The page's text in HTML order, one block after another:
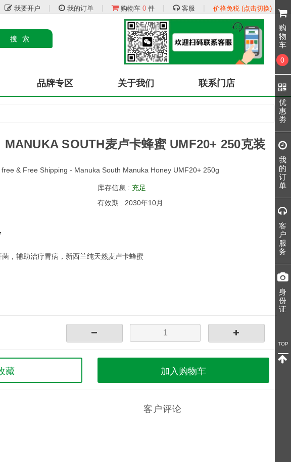
购
物
车
0
优
惠
劵
我
的
订
单
客
户
服
务
身
份
证
TOP
我要开户 | 我的订单 | 购物车 0件 | 客服 | 价格免税 (点击切换)
搜索
品牌专区 关于我们 联系门店
MANUKA SOUTH麦卢卡蜂蜜 UMF20+ 250克装
& Free Shipping - Manuka South Manuka Honey UMF20+ 250g
库存信息 : 充足
有效期 : 2030年10月
，辅助治疗胃病，新西兰纯天然麦卢卡蜂蜜
藏 加入购物车
客户评论